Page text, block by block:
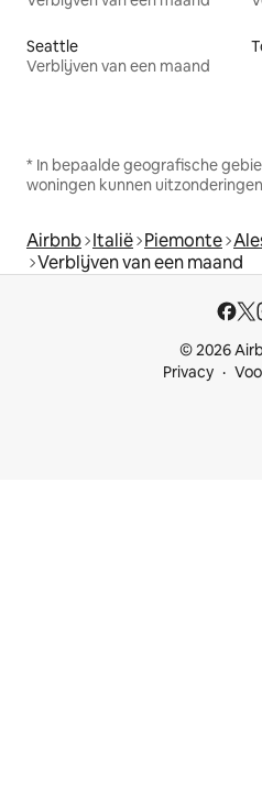
Seattle
Verblijven van een maand
* In bepaalde geografische
woningen kunnen
Airbnb Italië Piemonte
Verblijven van een maand
© 2026
Privacy